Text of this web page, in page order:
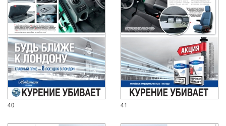
40 41